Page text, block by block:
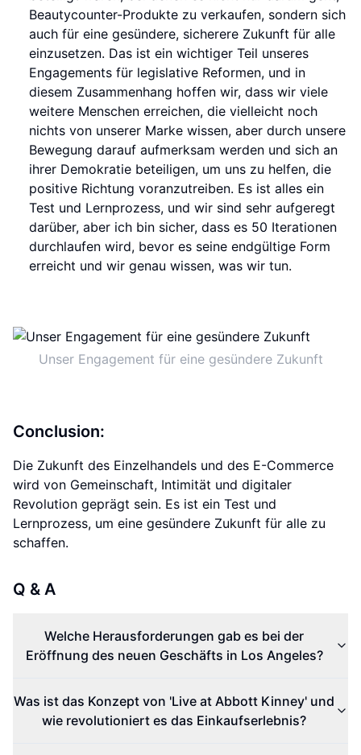
Beautycounter-Produkte zu verkaufen, sondern sich
auch für eine gesündere, sicherere Zukunft für alle
einzusetzen. Das ist ein wichtiger Teil unseres
Engagements für legislative Reformen, und in
diesem Zusammenhang hoffen wir, dass wir viele
weitere Menschen erreichen, die vielleicht noch
nichts von unserer Marke wissen, aber durch unsere
Bewegung darauf aufmerksam werden und sich an
ihrer Demokratie beteiligen, um uns zu helfen, die
positive Richtung voranzutreiben. Es ist alles ein
Test und Lernprozess, und wir sind sehr aufgeregt
darüber, aber ich bin sicher, dass es 50 Iterationen
durchlaufen wird, bevor es seine endgültige Form
erreicht und wir genau wissen, was wir tun.
Unser Engagement für eine gesündere Zukunft
Conclusion:
Die Zukunft des Einzelhandels und des E-Commerce
wird von Gemeinschaft, Intimität und digitaler
Revolution geprägt sein. Es ist ein Test und
Lernprozess, um eine gesündere Zukunft für alle zu
schaffen.
Q & A
Welche Herausforderungen gab es bei der
Eröffnung des neuen Geschäfts in Los Angeles?
Was ist das Konzept von 'Live at Abbott Kinney' und
wie revolutioniert es das Einkaufserlebnis?